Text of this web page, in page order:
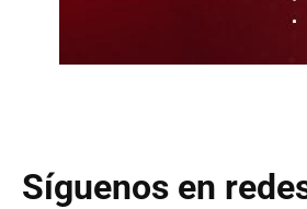
Síguenos en